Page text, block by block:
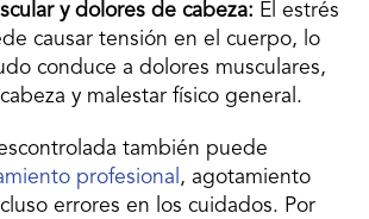
y dolores de cabeza: El estrés
causar tensión en el cuerpo, lo
conduce a dolores musculares,
y malestar físico general.
también puede
profesional , agotamiento
errores en los cuidados. Por